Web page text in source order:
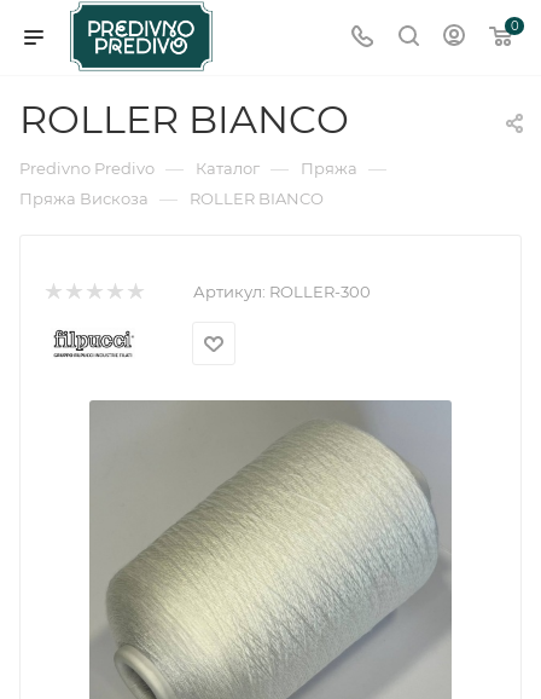
0
ROLLER BIANCO
Predivno Predivo — Каталог — Пряжа —
Пряжа Вискоза — ROLLER BIANCO
Артикул: ROLLER-300